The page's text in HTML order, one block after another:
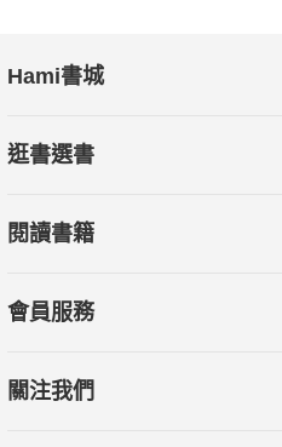
Hami書城
逛書選書
閱讀書籍
會員服務
關注我們